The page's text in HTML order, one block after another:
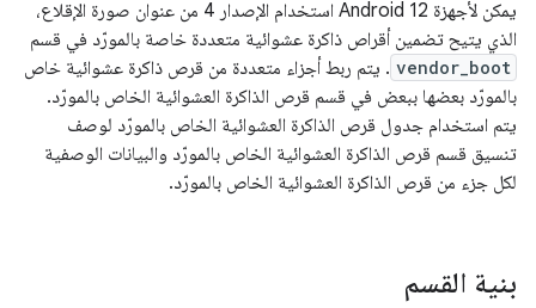
يمكن لأجهزة Android 12 استخدام الإصدار 4 من عنوان صورة الإقلاع،
الذي يتيح تضمين أقراص ذاكرة عشوائية متعددة خاصة بالمورّد في قسم
vendor_boot . يتم ربط أجزاء متعددة من قرص ذاكرة عشوائية خاص
بالمورّد بعضها ببعض في قسم قرص الذاكرة العشوائية الخاص بالمورّد.
يتم استخدام جدول قرص الذاكرة العشوائية الخاص بالمورّد لوصف
تنسيق قسم قرص الذاكرة العشوائية الخاص بالمورّد والبيانات الوصفية
لكل جزء من قرص الذاكرة العشوائية الخاص بالمورّد.
بنية القسم